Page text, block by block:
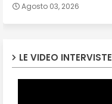
Agosto 03, 2026
LE VIDEO INTERVISTE